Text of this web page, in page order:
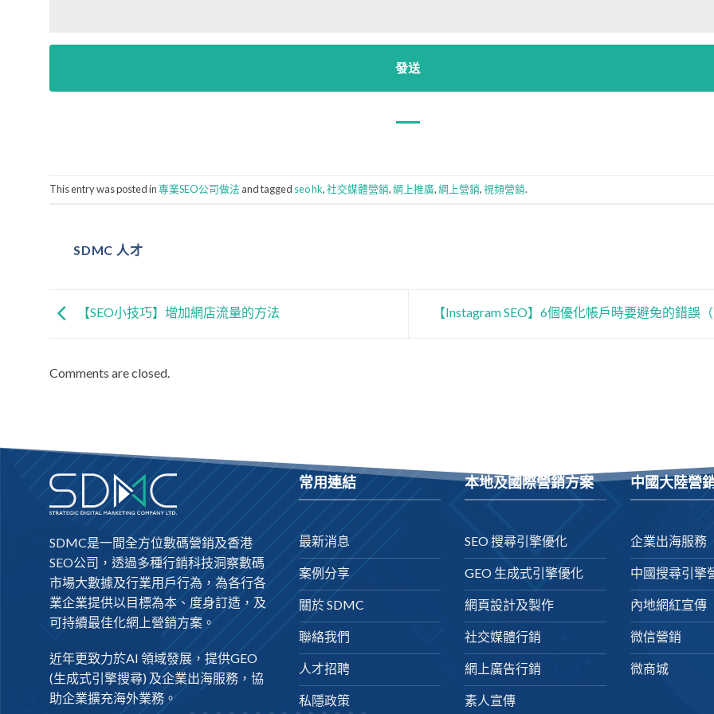
This entry was posted in專業SEO公司做法 and tagged seo hk,社交媒體營銷,網上推廣,網上營銷,視頻營銷.
SDMC 人才
【SEO小技巧】增加網店流量的方法 【Instagram SEO】6個優化帳戶時要避免的錯誤
Comments are closed.
SDMC是一間全方位數碼營銷及香港
SEO公司 ，透過多種行銷科技洞察數碼
市場大數據及行業用戶行為，為各行各
業企業提供以目標為本、度身訂造，及
可持續最佳化網上營銷方案。
近年更致力於AI 領域發展，提供GEO
(生成式引擎搜尋) 及企業出海服務，協
助企業擴充海外業務。
常用連結
最新消息
案例分享
關於 SDMC
聯絡我們
人才招聘
私隱政策
本地及國際營銷方案
SEO 搜尋引擎優化
GEO 生成式引擎優化
網頁設計及製作
社交媒體行銷
網上廣告行銷
素人宣傳
中國大陸營
企業出海服務
中國搜尋引擎
內地網紅宣傳
微信營銷
微商城